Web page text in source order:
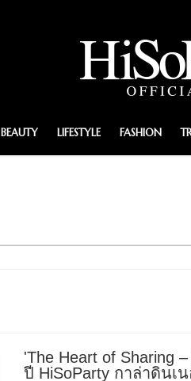
BEAUTY LIFESTYLE FASHION
'The Heart of Sharing
ปี HiSoParty กาล่าดินเ